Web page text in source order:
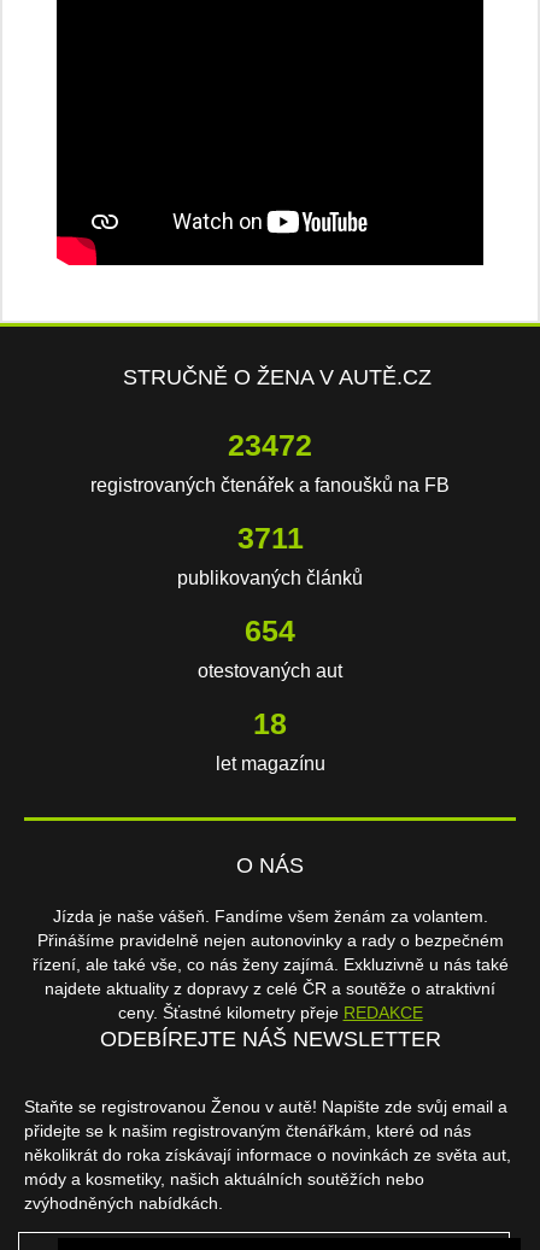
STRUČNĚ O ŽENA V AUTĚ.CZ
23472
registrovaných čtenářek a fanoušků na FB
3711
publikovaných článků
654
otestovaných aut
18
let magazínu
O NÁS
Jízda je naše vášeň. Fandíme všem ženám za volantem.
Přinášíme pravidelně nejen autonovinky a rady o bezpečném
řízení, ale také vše, co nás ženy zajímá. Exkluzivně u nás také
najdete aktuality z dopravy z celé ČR a soutěže o atraktivní
ceny. Šťastné kilometry přeje REDAKCE
ODEBÍREJTE NÁŠ NEWSLETTER
Staňte se registrovanou Ženou v autě! Napište zde svůj email a
přidejte se k našim registrovaným čtenářkám, které od nás
několikrát do roka získávají informace o novinkách ze světa aut,
módy a kosmetiky, našich aktuálních soutěžích nebo
zvýhodněných nabídkách.